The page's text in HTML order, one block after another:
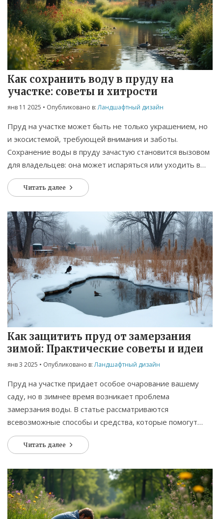
Как сохранить воду в пруду на
участке: советы и хитрости
янв 11 2025 • Опубликовано в:Ландшафтный дизайн
Пруд на участке может быть не только украшением, но
и экосистемой, требующей внимания и заботы.
Сохранение воды в пруду зачастую становится вызовом
для владельцев: она может испаряться или уходить в
почву. Разберёмся, как избежать потерь воды с
помощью правильного оборудования, материалов и
растений и изоляция, помогут в решении этой задачи.
Читать далее
Как защитить пруд от замерзания
зимой: Практические советы и идеи
янв 3 2025 • Опубликовано в:Ландшафтный дизайн
Пруд на участке придает особое очарование вашему
саду, но в зимнее время возникает проблема
замерзания воды. В статье рассматриваются
всевозможные способы и средства, которые помогут
избежать этой проблемы: от установки специальных
устройств до природных хитростей. Также
метода, чтобы вы могли выбрать наиболее подходящий
для вашего случая. Предоставленные советы помогут
сохранить пруд в рабочем состоянии даже в самые
холодные дни.
Читать далее